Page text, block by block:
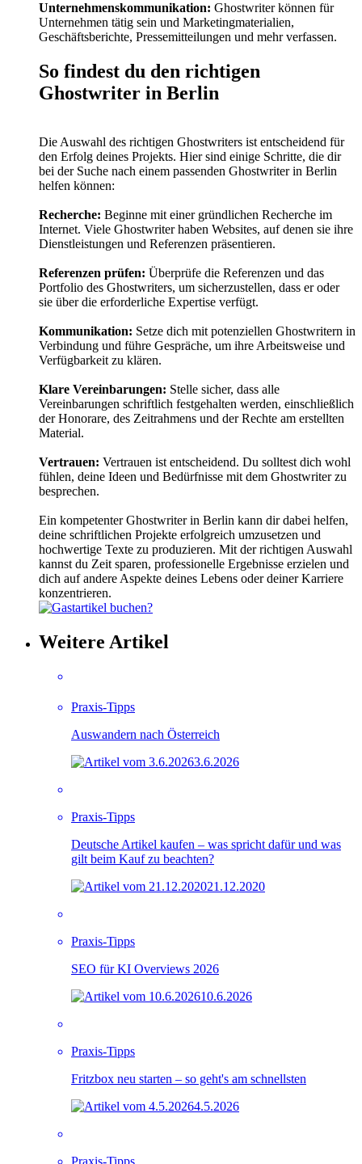
Unternehmenskommunikation: Ghostwriter können für
Unternehmen tätig sein und Marketingmaterialien,
Geschäftsberichte, Pressemitteilungen und mehr verfassen.
So findest du den richtigen
Ghostwriter in Berlin
Die Auswahl des richtigen Ghostwriters ist entscheidend für
den Erfolg deines Projekts. Hier sind einige Schritte, die dir
bei der Suche nach einem passenden Ghostwriter in Berlin
helfen können:
Recherche: Beginne mit einer gründlichen Recherche im
Internet. Viele Ghostwriter haben Websites, auf denen sie ihre
Dienstleistungen und Referenzen präsentieren.
Referenzen prüfen: Überprüfe die Referenzen und das
Portfolio des Ghostwriters, um sicherzustellen, dass er oder
sie über die erforderliche Expertise verfügt.
Kommunikation: Setze dich mit potenziellen Ghostwritern in
Verbindung und führe Gespräche, um ihre Arbeitsweise und
Verfügbarkeit zu klären.
Klare Vereinbarungen: Stelle sicher, dass alle
Vereinbarungen schriftlich festgehalten werden, einschließlich
der Honorare, des Zeitrahmens und der Rechte am erstellten
Material.
Vertrauen: Vertrauen ist entscheidend. Du solltest dich wohl
fühlen, deine Ideen und Bedürfnisse mit dem Ghostwriter zu
besprechen.
Ein kompetenter Ghostwriter in Berlin kann dir dabei helfen,
deine schriftlichen Projekte erfolgreich umzusetzen und
hochwertige Texte zu produzieren. Mit der richtigen Auswahl
kannst du Zeit sparen, professionelle Ergebnisse erzielen und
dich auf andere Aspekte deines Lebens oder deiner Karriere
konzentrieren.
Weitere Artikel
Praxis-Tipps
Auswandern nach Österreich
3.6.2026
Praxis-Tipps
Deutsche Artikel kaufen – was spricht dafür und was
gilt beim Kauf zu beachten?
21.12.2020
Praxis-Tipps
SEO für KI Overviews 2026
10.6.2026
Praxis-Tipps
Fritzbox neu starten – so geht's am schnellsten
4.5.2026
Praxis-Tipps